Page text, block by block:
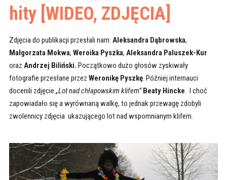
hity [WIDEO, ZDJĘCIA]
Zdjęcia do publikacji przesłali nam: Aleksandra Dąbrowska,
Małgorzata Mokwa, Weroika Pyszka, Aleksandra Paluszek-Kur
oraz Andrzej Biliński. Początkowo dużo głosów zyskiwały
fotografie przesłane przez Weronikę Pyszkę. Później internauci
docenili zdjęcie „Lot nad chłapowskim klifem” Beaty Hincke. I choć
zapowiadało się a wyrównaną walkę, to jednak przewagę zdobyli
zwolennicy zdjęcia ukazującego lot nad wspomnianym klifem.